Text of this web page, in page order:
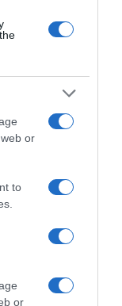
or
to
or
στον αέρα της